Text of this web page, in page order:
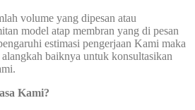
volume yang dipesan atau
model atap membran yang di pesan
estimasi pengerjaan Kami maka
baiknya untuk konsultasikan
Kami?